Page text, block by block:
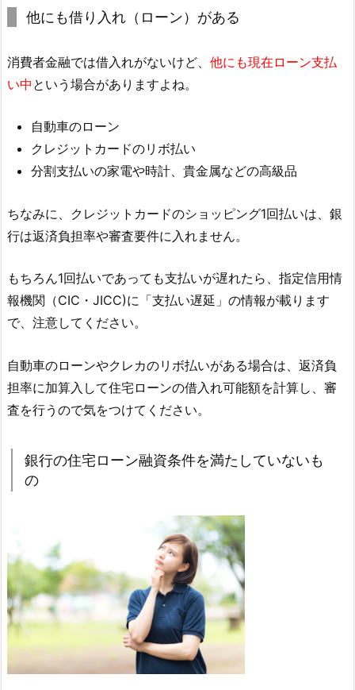
他にも借り入れ（ローン）がある
消費者金融では借入れがないけど、 他にも現在ローン支払
い中 という場合がありますよね。
自動車のローン
クレジットカードのリボ払い
分割支払いの家電や時計、貴金属などの高級品
ちなみに、クレジットカードのショッピング1回払いは、銀
行は返済負担率や審査要件に入れません。
もちろん1回払いであっても支払いが遅れたら、指定信用情
報機関（CIC・JICC)に「支払い遅延」の情報が載ります
で、注意してください。
自動車のローンやクレカのリボ払いがある場合は、返済負
担率に加算入して住宅ローンの借入れ可能額を計算し、審
査を行うので気をつけてください。
銀行の住宅ローン融資条件を満たしていないも
の